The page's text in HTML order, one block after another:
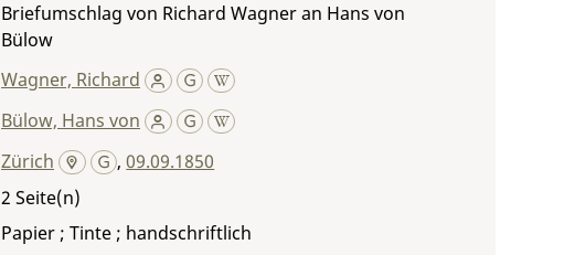
Briefumschlag von Richard Wagner an Hans von
Bülow
Wagner, Richard
Bülow, Hans von
Zürich ,09.09.1850
2
Papier ; Tinte ; handschriftlich